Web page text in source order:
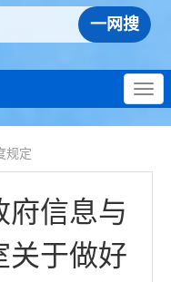
规定
府信息与
关于做好